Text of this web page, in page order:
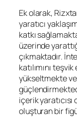
Ek olarak,
yaratıcı
katkı
üzerinde
çıkmaktadır.
katılımını
yükseltmekte
içerik
oluşturan bir